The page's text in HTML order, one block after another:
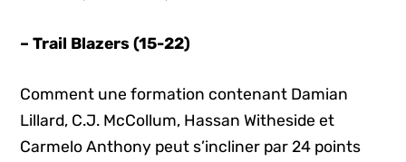
– Trail Blazers (15-22)
Comment une formation contenant Damian
Lillard, C.J. McCollum, Hassan Witheside et
Carmelo Anthony peut s’incliner par 24 points